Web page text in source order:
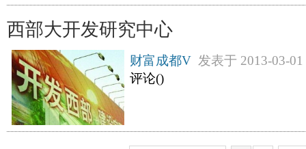
西部大开发研究中心
财富成都V 发表于 2013-03-01
评论()